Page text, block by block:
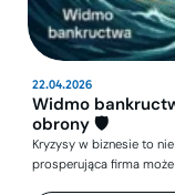
22.04.2026
Widmo
obrony 🛡️
Kryzysy w biznesie to
prosperująca firma